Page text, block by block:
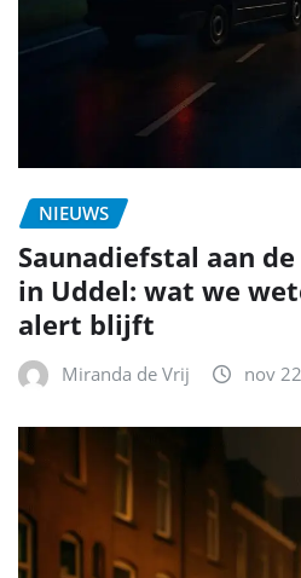
NIEUWS
Saunadiefstal aan
in Uddel: wat we
alert blijft
Miranda de Vrij nov